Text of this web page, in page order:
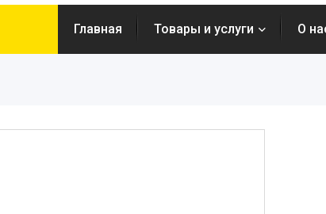
Главная Товары и услуги О